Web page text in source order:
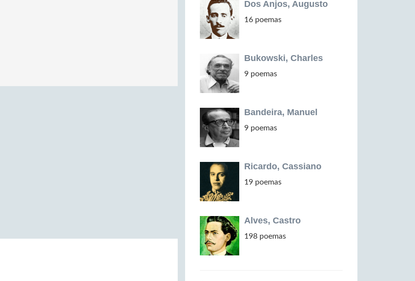
Dos Anjos, Augusto
16 poemas
Bukowski, Charles
9 poemas
Bandeira, Manuel
9 poemas
Ricardo, Cassiano
19 poemas
Alves, Castro
198 poemas